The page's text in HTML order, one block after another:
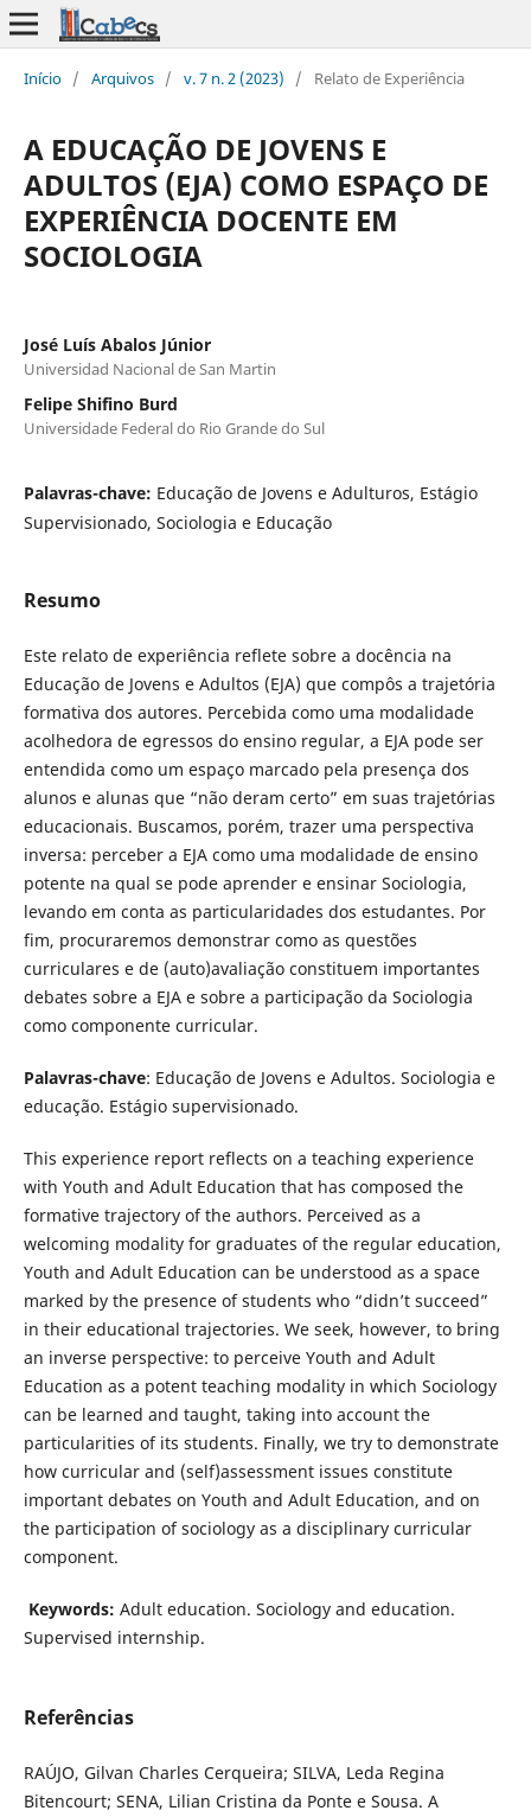
Início / Arquivos / v. 7 n. 2 (2023) / Relato de Experiência
A EDUCAÇÃO DE JOVENS E
ADULTOS (EJA) COMO ESPAÇO DE
EXPERIÊNCIA DOCENTE EM
SOCIOLOGIA
José Luís Abalos Júnior
Universidad Nacional de San Martin
Felipe Shifino Burd
Universidade Federal do Rio Grande do Sul
Palavras-chave: Educação de Jovens e Adulturos, Estágio
Supervisionado, Sociologia e Educação
Resumo
Este relato de experiência reflete sobre a docência na
Educação de Jovens e Adultos (EJA) que compôs a trajetória
formativa dos autores. Percebida como uma modalidade
acolhedora de egressos do ensino regular, a EJA pode ser
entendida como um espaço marcado pela presença dos
alunos e alunas que “não deram certo” em suas trajetórias
educacionais. Buscamos, porém, trazer uma perspectiva
inversa: perceber a EJA como uma modalidade de ensino
potente na qual se pode aprender e ensinar Sociologia,
levando em conta as particularidades dos estudantes. Por
fim, procuraremos demonstrar como as questões
curriculares e de (auto)avaliação constituem importantes
debates sobre a EJA e sobre a participação da Sociologia
como componente curricular.
Palavras-chave: Educação de Jovens e Adultos. Sociologia e
educação. Estágio supervisionado.
This experience report reflects on a teaching experience
with Youth and Adult Education that has composed the
formative trajectory of the authors. Perceived as a
welcoming modality for graduates of the regular education,
Youth and Adult Education can be understood as a space
marked by the presence of students who “didn’t succeed”
in their educational trajectories. We seek, however, to bring
an inverse perspective: to perceive Youth and Adult
Education as a potent teaching modality in which Sociology
can be learned and taught, taking into account the
particularities of its students. Finally, we try to demonstrate
how curricular and (self)assessment issues constitute
important debates on Youth and Adult Education, and on
the participation of sociology as a disciplinary curricular
component.
Keywords: Adult education. Sociology and education.
Supervised internship.
Referências
RAÚJO, Gilvan Charles Cerqueira; SILVA, Leda Regina
Bitencourt; SENA, Lilian Cristina da Ponte e Sousa. A